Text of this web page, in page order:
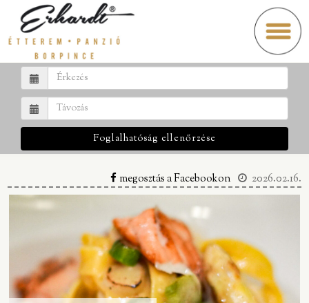
Foglalhatóság ellenőrzése
megosztás a Facebookon 2026.02.16.